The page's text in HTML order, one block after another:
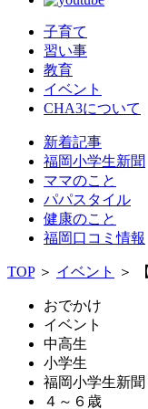
子育て
習い事
教育
イベント
CHA3について
新着記事
福岡小学生新聞
ママのこと
パパスタイル
健康のこと
福岡口コミ情報
TOP＞ イベント ＞
おでかけ
イベント
中高生
小学生
福岡小学生新聞
４～６歳